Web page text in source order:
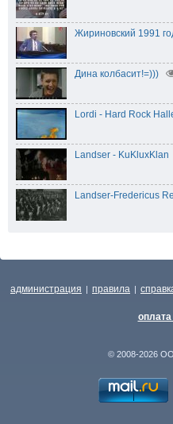
Жириновский 1991
Дина колбасит!=)))
Lordi - Hard Rock
Landser - KuKluxKlan
Landser-Fredericus
администрация | правила |
оплата
© 2008-2026